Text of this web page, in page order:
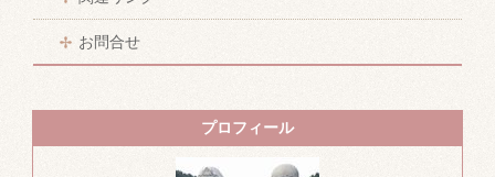
お問合せ
プロフィール